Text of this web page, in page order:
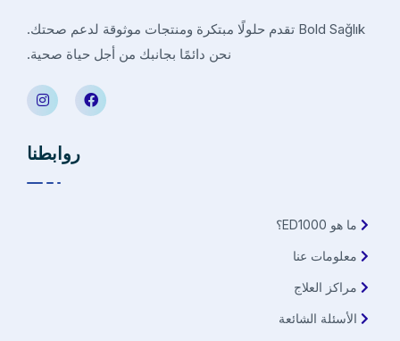
Bold Sağlık تقدم حلولًا مبتكرة ومنتجات موثوقة لدعم صحتك.
نحن دائمًا بجانبك من أجل حياة صحية.
روابطنا
ما هو ED1000؟
معلومات عنا
مراكز العلاج
الأسئلة الشائعة